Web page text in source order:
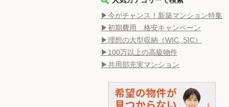
▶今がチャンス！新築マンション特集
▶初期費用 格安キャンペーン
▶理想の大型収納（WIC, SIC）
▶100万以上の高級物件
▶共用部充実マンション